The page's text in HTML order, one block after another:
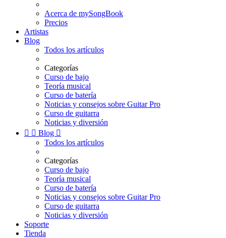
Acerca de mySongBook
Precios
Artistas
Blog
Todos los artículos
Categorías
Curso de bajo
Teoría musical
Curso de batería
Noticias y consejos sobre Guitar Pro
Curso de guitarra
Noticias y diversión
  Blog 
Todos los artículos
Categorías
Curso de bajo
Teoría musical
Curso de batería
Noticias y consejos sobre Guitar Pro
Curso de guitarra
Noticias y diversión
Soporte
Tienda